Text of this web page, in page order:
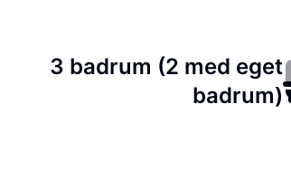
3 badrum (2 med eget
badrum)